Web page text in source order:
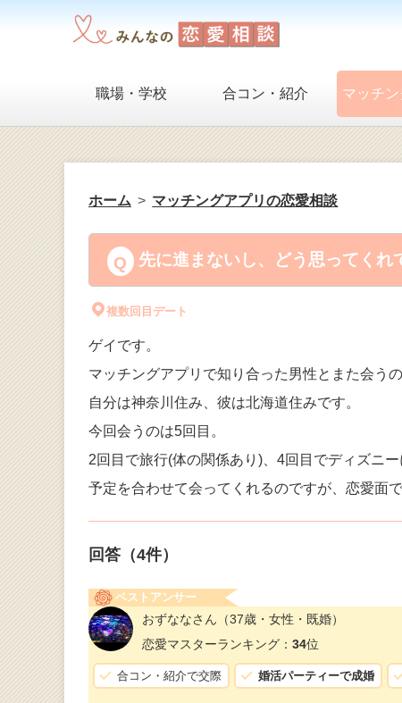
職場・学校 合コン・紹介 マッチン
ホーム マッチングアプリの恋愛相談
先に進まないし、どう思ってく
複数回目デート
ゲイです。
マッチングアプリで知り合った男性とまた会う
自分は神奈川住み、彼は北海道住みです。
今回会うのは5回目。
2回目で旅行(体の関係あり)、4回目でディズニー
予定を合わせて会ってくれるのですが、恋愛面
回答（4件）
ベストアンサー
おずななさん （37歳・女性・既婚）
恋愛マスターランキング： 34位
合コン・紹介で交際 婚活パーティーで成婚